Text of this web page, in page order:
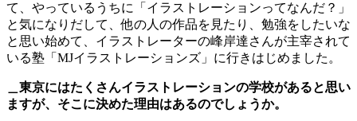
て、やっているうちに「イラストレーションってなんだ？」
と気になりだして、他の人の作品を見たり、勉強をしたいな
と思い始めて、イラストレーターの峰岸達さんが主宰されて
いる塾「MJイラストレーションズ」に行きはじめました。
＿東京にはたくさんイラストレーションの学校があると思い
ますが、そこに決めた理由はあるのでしょうか。